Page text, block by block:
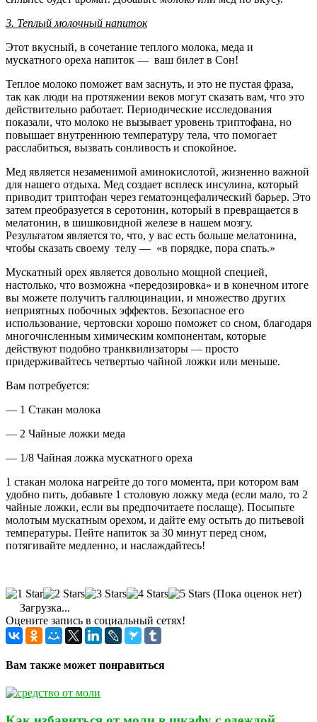
3. Теплый молочный напиток
Этот вкусный, в сочетание теплого молока, меда и
мускатного ореха напиток — ваш билет в Сон!
Теплое молоко поможет вам заснуть, и это не пустая фраза,
так как люди на протяжении веков могут сказать вам, что это
действительно работает. Периодические исследования
показали, что молоко не вызывает уровень триптофана, но
повышает внутреннюю температуру тела, что помогает
расслабиться, вызвать сонливость и спокойное.
Мед является незаменимой аминокислотой, жизненно важной
для нашего отдыха. Мед создает всплеск инсулина, который
приводит триптофан через гематоэнцефалический барьер. Это
затем преобразуется в серотонин, который в превращается в
мелатонин, в шишковидной железе в нашем мозгу.
Результатом является то, что, у вас есть больше мелатонина,
чтобы сказать своему телу — «в порядке, пора спать.»
Мускатный орех является довольно мощной специей,
настолько, что возможна «передозировка» и в конечном итоге
вы можете получить галлюцинации, и множество других
неприятных побочных эффектов. Безопасное его
использование, чертовски хорошо поможет со сном, благодаря
многочисленным химическим компонентам, которые
действуют подобно транквилизаторы — просто
придерживайтесь четвертью чайной ложки или меньше.
Вам потребуется:
— 1 Стакан молока
— 2 Чайные ложки меда
— 1/8 Чайная ложка мускатного ореха
1 стакан молока нагрейте до того момента, при котором вам
удобно пить, добавьте 1 столовую ложку меда (если мало, то 2
чайные ложки, если вы предпочитаете послаще). Посыпьте
молотым мускатным орехом, и дайте ему остыть до питьевой
температуры. Пейте напиток за 30 минут перед сном,
потягивайте медленно, и наслаждайтесь!
(Пока оценок нет)
Загрузка...
Оцените запись в социальный сетях!
Вам также может понравиться